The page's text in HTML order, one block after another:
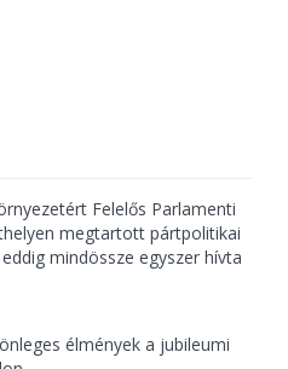
Felelős Parlamenti
megtartott pártpolitikai
mindössze egyszer hívta
élmények a jubileumi